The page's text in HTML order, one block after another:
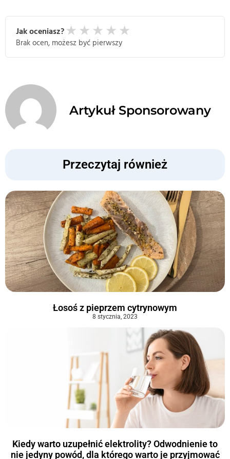
Jak oceniasz? ★ ★ ★ ★ ★
Brak ocen, możesz być pierwszy
Artykuł Sponsorowany
Przeczytaj również
Łosoś z pieprzem cytrynowym
8 stycznia, 2023
Kiedy warto uzupełnić elektrolity? Odwodnienie to
nie jedyny powód, dla którego warto je przyjmować